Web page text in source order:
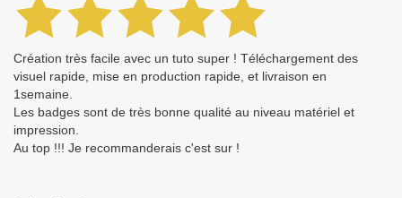
Création très facile avec un tuto super ! Téléchargement des
visuel rapide, mise en production rapide, et livraison en
1semaine.
Les badges sont de très bonne qualité au niveau matériel et
impression.
Au top !!! Je recommanderais c'est sur !